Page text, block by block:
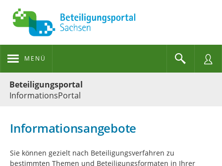
MENÜ
Beteiligungsportal
InformationsPortal
Informationsangebote
Sie können gezielt nach Beteiligungsverfahren zu
bestimmten Themen und Beteiligungsformaten in Ihrer